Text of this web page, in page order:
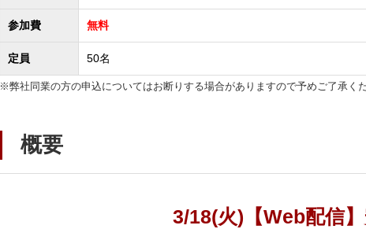
参加費 無料
定員 50名
※弊社同業の方の申込についてはお断りする場合がありますので予めご了承くだ
概要
3/18(火)【Web配信